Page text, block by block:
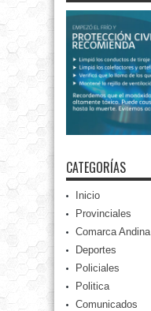
CATEGORÍAS
Inicio
Provinciales
Comarca Andina
Deportes
Policiales
Politica
Comunicados